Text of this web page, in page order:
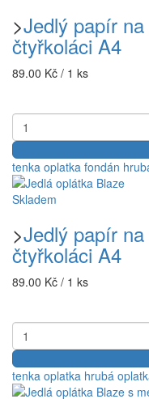
>Jedlý papír
čtyřkoláci A4
89.00 Kč / 1 ks
tenka oplatka fondán
Skladem
>Jedlý papír
čtyřkoláci A4
89.00 Kč / 1 ks
tenka oplatka hrubá